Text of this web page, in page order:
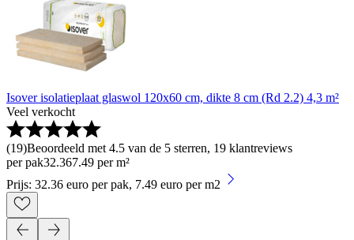
Isover isolatieplaat glaswol 120x60 cm, dikte 8 cm (Rd 2.2) 4,3 m²
Veel verkocht
(19)Beoordeeld met 4.5 van de 5 sterren, 19 klantreviews
per pak32.367.49 per m²
Prijs: 32.36 euro per pak, 7.49 euro per m2